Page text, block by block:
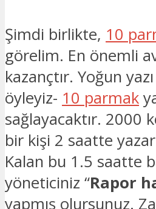
Şimdi birlikte, 10
görelim. En önemli
kazançtır. Yoğun
öyleyiz- 10 parmak
sağlayacaktır. 2000
bir kişi 2 saatte
Kalan bu 1.5 saatte
yöneticiniz “Rapor
yapmış olursunuz.